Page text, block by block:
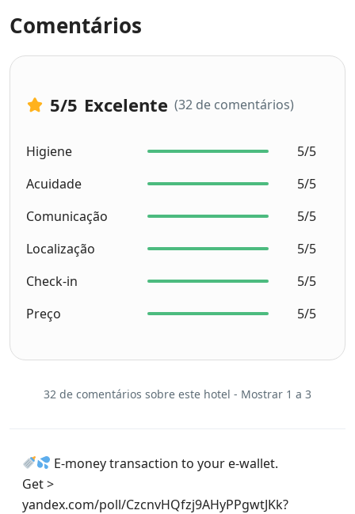
Comentários
5/5 Excelente (32 de comentários)
Higiene
5/5
Acuidade
5/5
Comunicação
5/5
Localização
5/5
Check-in
5/5
Preço
5/5
32 de comentários sobre este hotel - Mostrar 1 a 3
E-money transaction to your e-wallet.
Get >
yandex.com/poll/CzcnvHQfzj9AHyPPgwtJKk?